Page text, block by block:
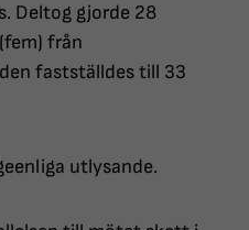
Deltog gjorde 28
från
fastställdes till 33
utlysande.